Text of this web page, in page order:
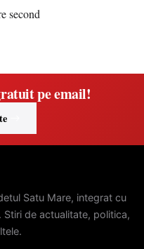
pe email!
Satu Mare, integrat cu
de actualitate, politica,